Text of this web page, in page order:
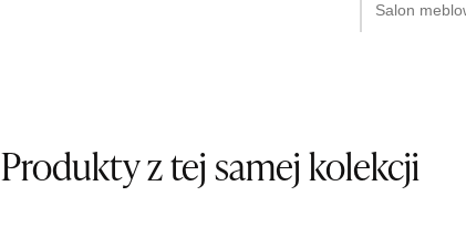
Salon
Produkty z tej samej kolekcji